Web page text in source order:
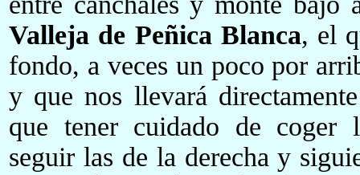
Valleja de Peñica Blanca, el
fondo, a veces un poco por
y que nos llevará
que tener cuidado de coger
seguir las de la derecha y